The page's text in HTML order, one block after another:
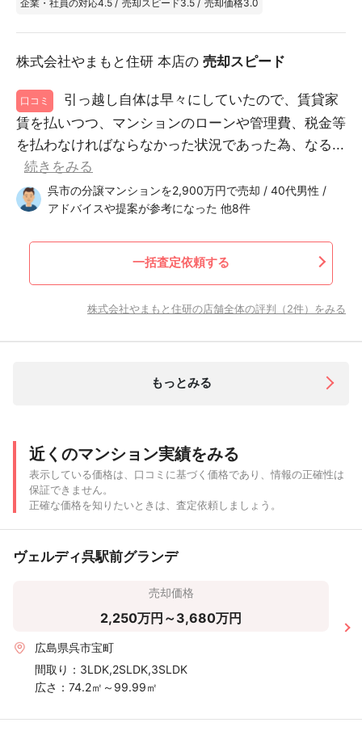
企業・社員の対応4.5 / 売却スピード3.5 / 売却価格3.0
株式会社やまもと住研 本店の 売却スピード
口コミ
引っ越し自体は早々にしていたので、賃貸家
賃を払いつつ、マンションのローンや管理費、税金等
を払わなければならなかった状況であった為、なる...
続きをみる
呉市の分譲マンションを2,900万円で売却 / 40代男性 /
アドバイスや提案が参考になった 他8件
一括査定依頼する
株式会社やまもと住研の店舗全体の評判（2件）をみる
もっとみる
近くのマンション実績をみる
表示している価格は、口コミに基づく価格であり、情報の正確性は
保証できません。
正確な価格を知りたいときは、査定依頼しましょう。
ヴェルディ呉駅前グランデ
売却価格
2,250万円～3,680万円
広島県呉市宝町
間取り： 3LDK,2SLDK,3SLDK
広さ： 74.2㎡～99.99㎡